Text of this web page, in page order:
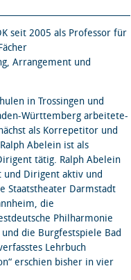
seit 2005 als Professor für
Arrangement und
in Trossingen und
Württemberg arbeitete­
als Korrepetitor und
Abelein ist als
tätig. Ralph Abelein
und Dirigent aktiv und
Staatstheater Darmstadt
die
Philharmonie
die Burgfestspiele Bad
Lehrbuch
erschien bisher in vier